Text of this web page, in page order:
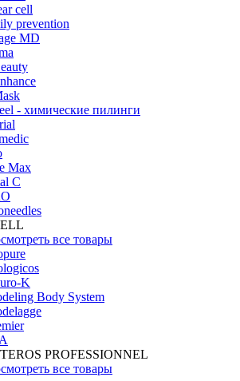
cell
prevention
MD
- химические пилинги
Max
C
все товары
Body System
PROFESSIONNEL
все товары